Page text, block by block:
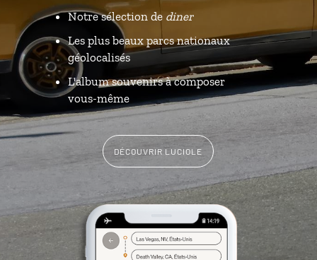
Notre sélection de diner
Les plus beaux parcs nationaux
géolocalisés
L'album souvenirs à composer
vous-même
DÉCOUVRIR LUCIOLE